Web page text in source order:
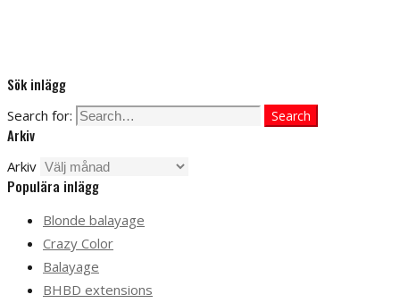
Sök inlägg
Search for: Search
Arkiv
Arkiv
Populära inlägg
Blonde balayage
Crazy Color
Balayage
BHBD extensions